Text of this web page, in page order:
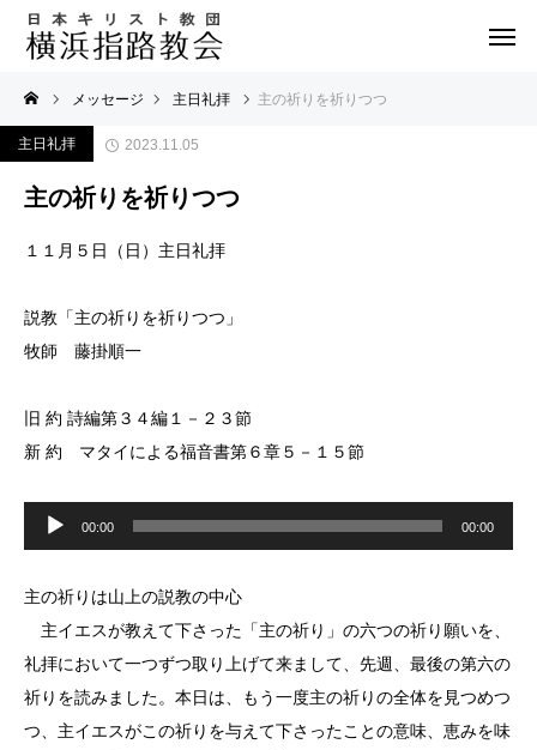
メッセージ 主日礼拝 主の祈りを祈りつつ
主日礼拝 2023.11.05
主の祈りを祈りつつ
１１月５日（日）主日礼拝
説教「主の祈りを祈りつつ」
牧師 藤掛順一
旧 約 詩編第３４編１－２３節
新 約 マタイによる福音書第６章５－１５節
ヤ
ー
00:00 00:00
主の祈りは山上の説教の中心
主イエスが教えて下さった「主の祈り」の六つの祈り願いを、
礼拝において一つずつ取り上げて来まして、先週、最後の第六の
祈りを読みました。本日は、もう一度主の祈りの全体を見つめつ
つ、主イエスがこの祈りを与えて下さったことの意味、恵みを味